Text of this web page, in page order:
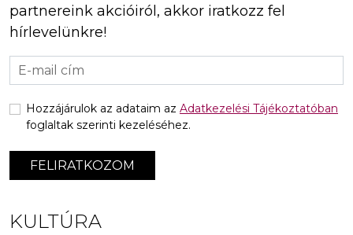
partnereink akcióiról, akkor iratkozz fel
hírlevelünkre!
FELIRATKOZOM
Hozzájárulok az adataim az Adatkezelési Tájékoztatóban
foglaltak szerinti kezeléséhez.
KULTÚRA